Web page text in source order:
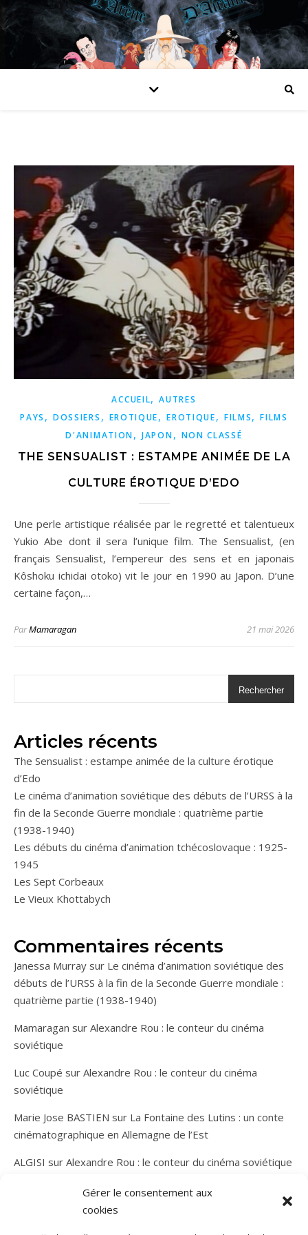
Gérer le consentement aux
cookies
ACCUEIL,AUTRES
PAYS , DOSSIERS , EROTIQUE,EROTIQUE, FILMS,FILMS
D'ANIMATION,JAPON, NON CLASSÉ
THE SENSUALIST : ESTAMPE ANIMÉE DE LA
CULTURE ÉROTIQUE D’EDO
Une perle artistique réalisée par le regretté et talentueux
Yukio Abe dont il sera l’unique film. The Sensualist, (en
français Sensualist, l’empereur des sens et en japonais
Kôshoku ichidai otoko) vit le jour en 1990 au Japon. D’une
certaine façon,…
ParMamaragan 21 mai 2026
Rechercher
Articles récents
The Sensualist : estampe animée de la culture érotique
d’Edo
Le cinéma d’animation soviétique des débuts de l’URSS à la
fin de la Seconde Guerre mondiale : quatrième partie
(1938-1940)
Les débuts du cinéma d’animation tchécoslovaque : 1925-
1945
Les Sept Corbeaux
Le Vieux Khottabych
Commentaires récents
Janessa Murray sur Le cinéma d’animation soviétique des
débuts de l’URSS à la fin de la Seconde Guerre mondiale :
quatrième partie (1938-1940)
Mamaragan sur Alexandre Rou : le conteur du cinéma
soviétique
Luc Coupé sur Alexandre Rou : le conteur du cinéma
soviétique
Marie Jose BASTIEN sur La Fontaine des Lutins : un conte
cinématographique en Allemagne de l’Est
ALGISI sur Alexandre Rou : le conteur du cinéma soviétique